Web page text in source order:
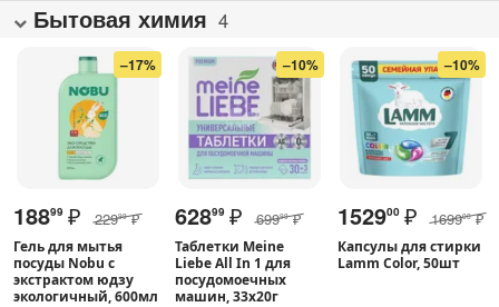
Бытовая химия 4
–17%
18899 ₽ 22999 ₽
Гель для мытья
посуды Nobu с
экстрактом юдзу
экологичный, 600мл
–10%
62899 ₽ 69999 ₽
Таблетки Meine
Liebe All In 1 для
посудомоечных
машин, 33х20г
–10%
152900 ₽ 169900 ₽
Капсулы для стирки
Lamm Color, 50шт